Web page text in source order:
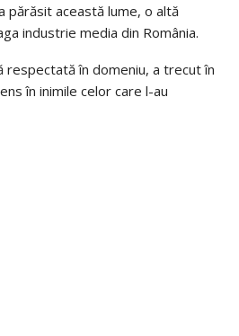
părăsit această lume, o altă
industrie media din România.
respectată în domeniu, a trecut în
în inimile celor care l-au